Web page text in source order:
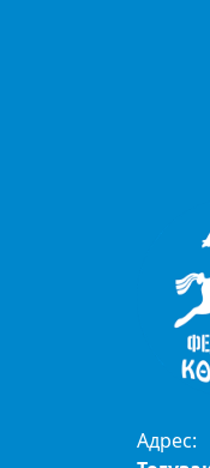
Адрес: